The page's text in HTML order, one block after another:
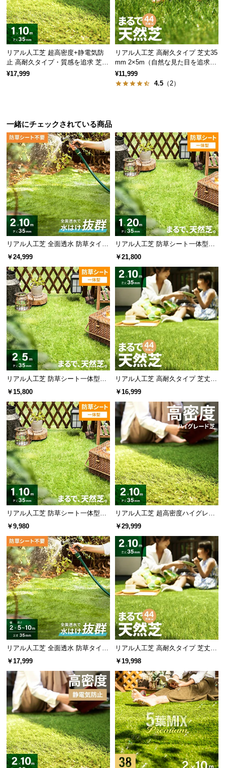
o.,
リアル人工芝 超高密度+静電気防
止 高耐久タイプ・質感を追求 芝丈
35mm 1×10m
¥17,999
リアル人工芝 高耐久タイプ 芝丈35
mm 2×5m（自然な見た目を追求・
U字ピン付属）
¥11,999
4.5 （2）
一緒にチェックされている商品
リアル人工芝 全面透水 防草タイプ
芝丈35mm 2×10m
￥24,999
リアル人工芝 防草シート一体型タ
イプ 芝丈35mm 1×20m（自然な見
￥21,800
リアル人工芝 防草シート一体型タ
イプ 芝丈35mm 2×5m（自然な見
た目追求・U字ピン付）
￥15,800
リアル人工芝 高耐久タイプ 芝丈35
mm 2×10m（自然な見た目を追
求・U字ピン付属）
￥16,999
リアル人工芝 防草シート一体型タ
イプ 芝丈35mm 1×10m（自然な見
￥9,980
リアル人工芝 超高密度ハイグレー
ド 高耐久タイプ・質感を追求 芝丈
￥29,999
リアル人工芝 全面透水 防草タイプ
芝丈35mm 2×5~10m
￥17,999
リアル人工芝 高耐久タイプ 芝丈35
mm 2×10m 防草シート付（自然な
見た目追求・U字ピン）
￥19,998